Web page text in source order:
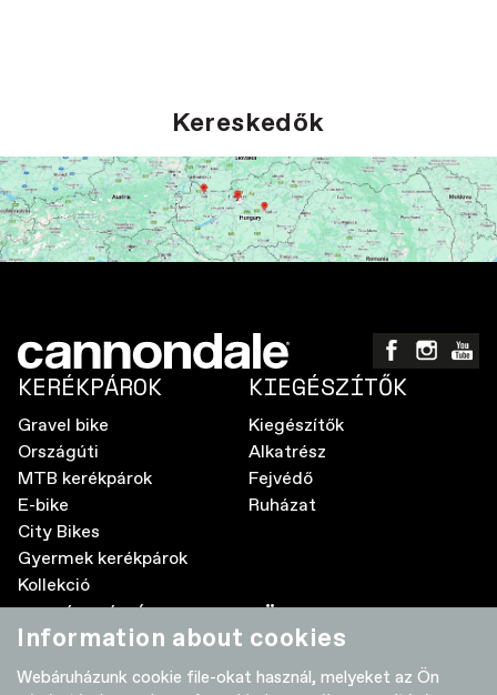
Kereskedők
KERÉKPÁROK
Gravel bike
Országúti
MTB kerékpárok
E-bike
City Bikes
Gyermek kerékpárok
Kollekció
KIEGÉSZÍTŐK
Kiegészítők
Alkatrész
Fejvédő
Ruházat
A MÁRKÁRÓL
Élettartam garancia
TÖBB
Adatvédelmi nyilatkozat
Information about cookies
Webáruházunk cookie file-okat használ, melyeket az Ön